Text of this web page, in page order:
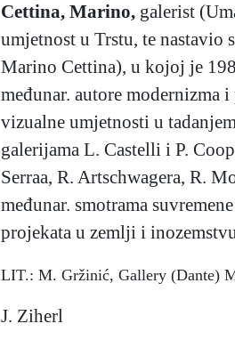
Cettina, Marino, galerist
umjetnost u Trstu, te
Marino Cettina), u kojoj je
međunar. autore modernizma
vizualne umjetnosti u
galerijama L. Castelli i P.
Serraa, R. Artschwagera, R.
međunar. smotrama
projekata u zemlji i
LIT.: M. Gržinić, Gallery (Dante)
J. Ziherl